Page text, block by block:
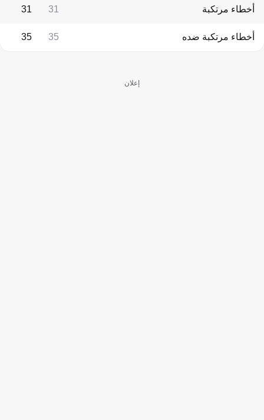
أخطاء مرتكبة 31
31
أخطاء مرتكبة ضده 35
35
إعلان